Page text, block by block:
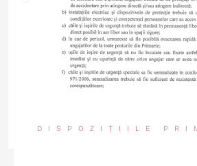
DISPOZIȚIILE